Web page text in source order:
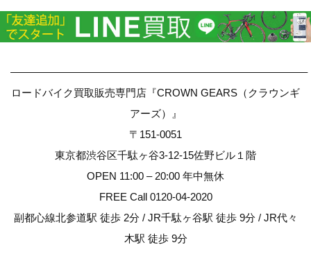
————————————————————————————–
ロードバイク買取販売専門店『CROWN GEARS（クラウンギ
アーズ）』
〒151-0051
東京都渋谷区千駄ヶ谷3-12-15佐野ビル１階
OPEN 11:00 – 20:00 年中無休
FREE Call 0120-04-2020
副都心線北参道駅 徒歩 2分 / JR千駄ヶ谷駅 徒歩 9分 / JR代々
木駅 徒歩 9分